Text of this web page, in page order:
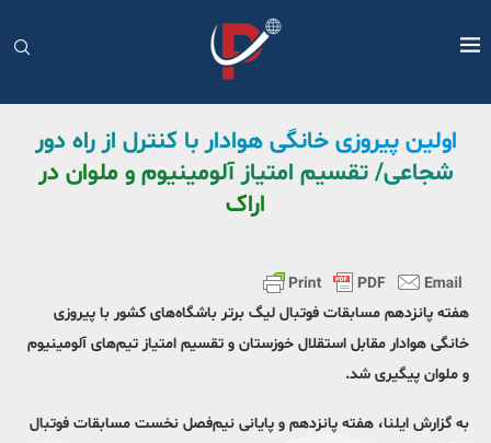
اولین پیروزی خانگی هوادار با کنترل از راه دور
شجاعی/ تقسیم امتیاز آلومینیوم و ملوان در
اراک
هفته پانزدهم مسابقات فوتبال لیگ برتر باشگاه‌های کشور با پیروزی
خانگی هوادار مقابل استقلال خوزستان و تقسیم امتیاز تیم‌های آلومینیوم
و ملوان پیگیری شد.
به گزارش ایلنا، هفته پانزدهم و پایانی نیم‌فصل نخست مسابقات فوتبال